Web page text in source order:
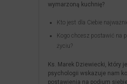
wymarzoną kuchnię?
Kto jest dla Ciebie
Kogo chcesz postawić na
życiu?
Ks. Marek Dziewiecki, który
psychologii wskazuje nam
postawienia na podium